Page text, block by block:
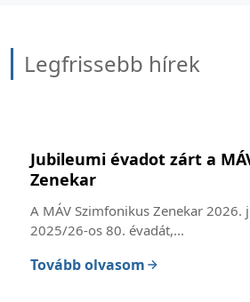
Legfrissebb hírek
Jubileumi évadot zárt a
Zenekar
A MÁV Szimfonikus Zenekar 2026.
2025/26-os 80. évadát,...
Tovább olvasom